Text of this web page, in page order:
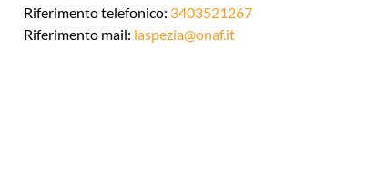
Riferimento telefonico: 3403521267
Riferimento mail: laspezia@onaf.it